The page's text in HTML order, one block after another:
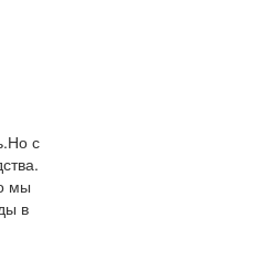
с
мы
в